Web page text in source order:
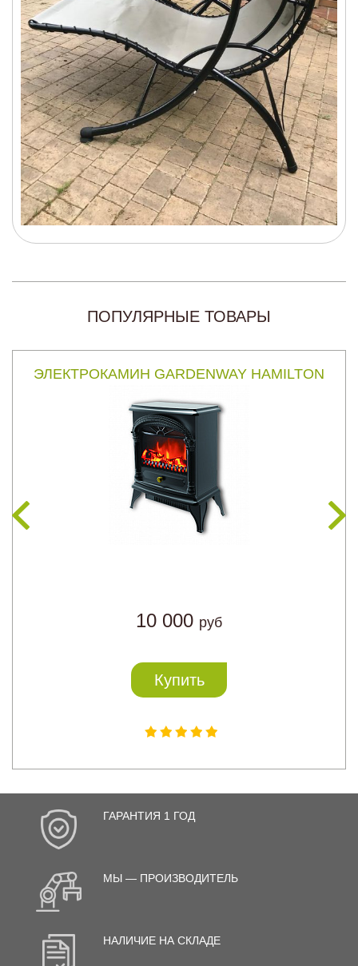
ПОПУЛЯРНЫЕ ТОВАРЫ
ЭЛЕКТРОКАМИН GARDENWAY HAMILTON
10 000 руб
Купить
ГАРАНТИЯ 1 ГОД
МЫ — ПРОИЗВОДИТЕЛЬ
НАЛИЧИЕ НА СКЛАДЕ